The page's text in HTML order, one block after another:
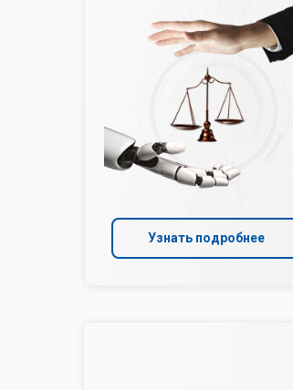
Узнать подробнее